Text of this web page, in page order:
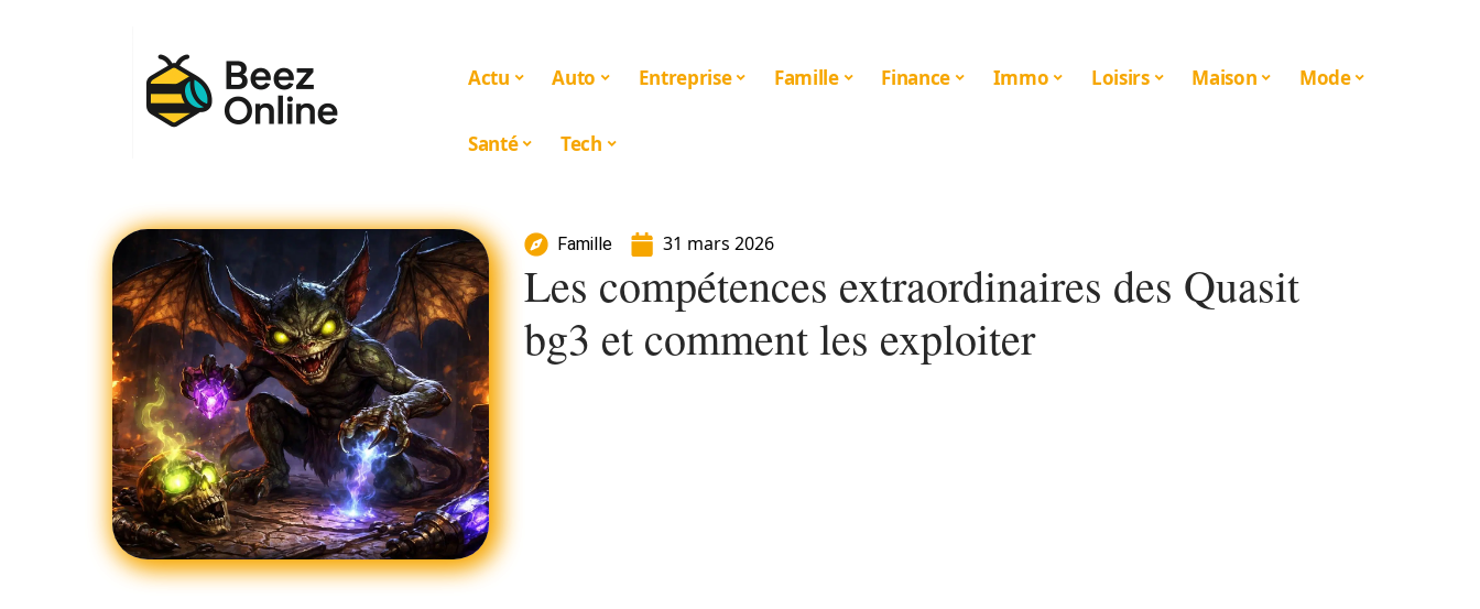
Actu Auto Entreprise Famille Finance Immo Loisirs Maison Mode
Santé Tech
Famille 31 mars 2026
Les compétences extraordinaires des Quasit
bg3 et comment les exploiter